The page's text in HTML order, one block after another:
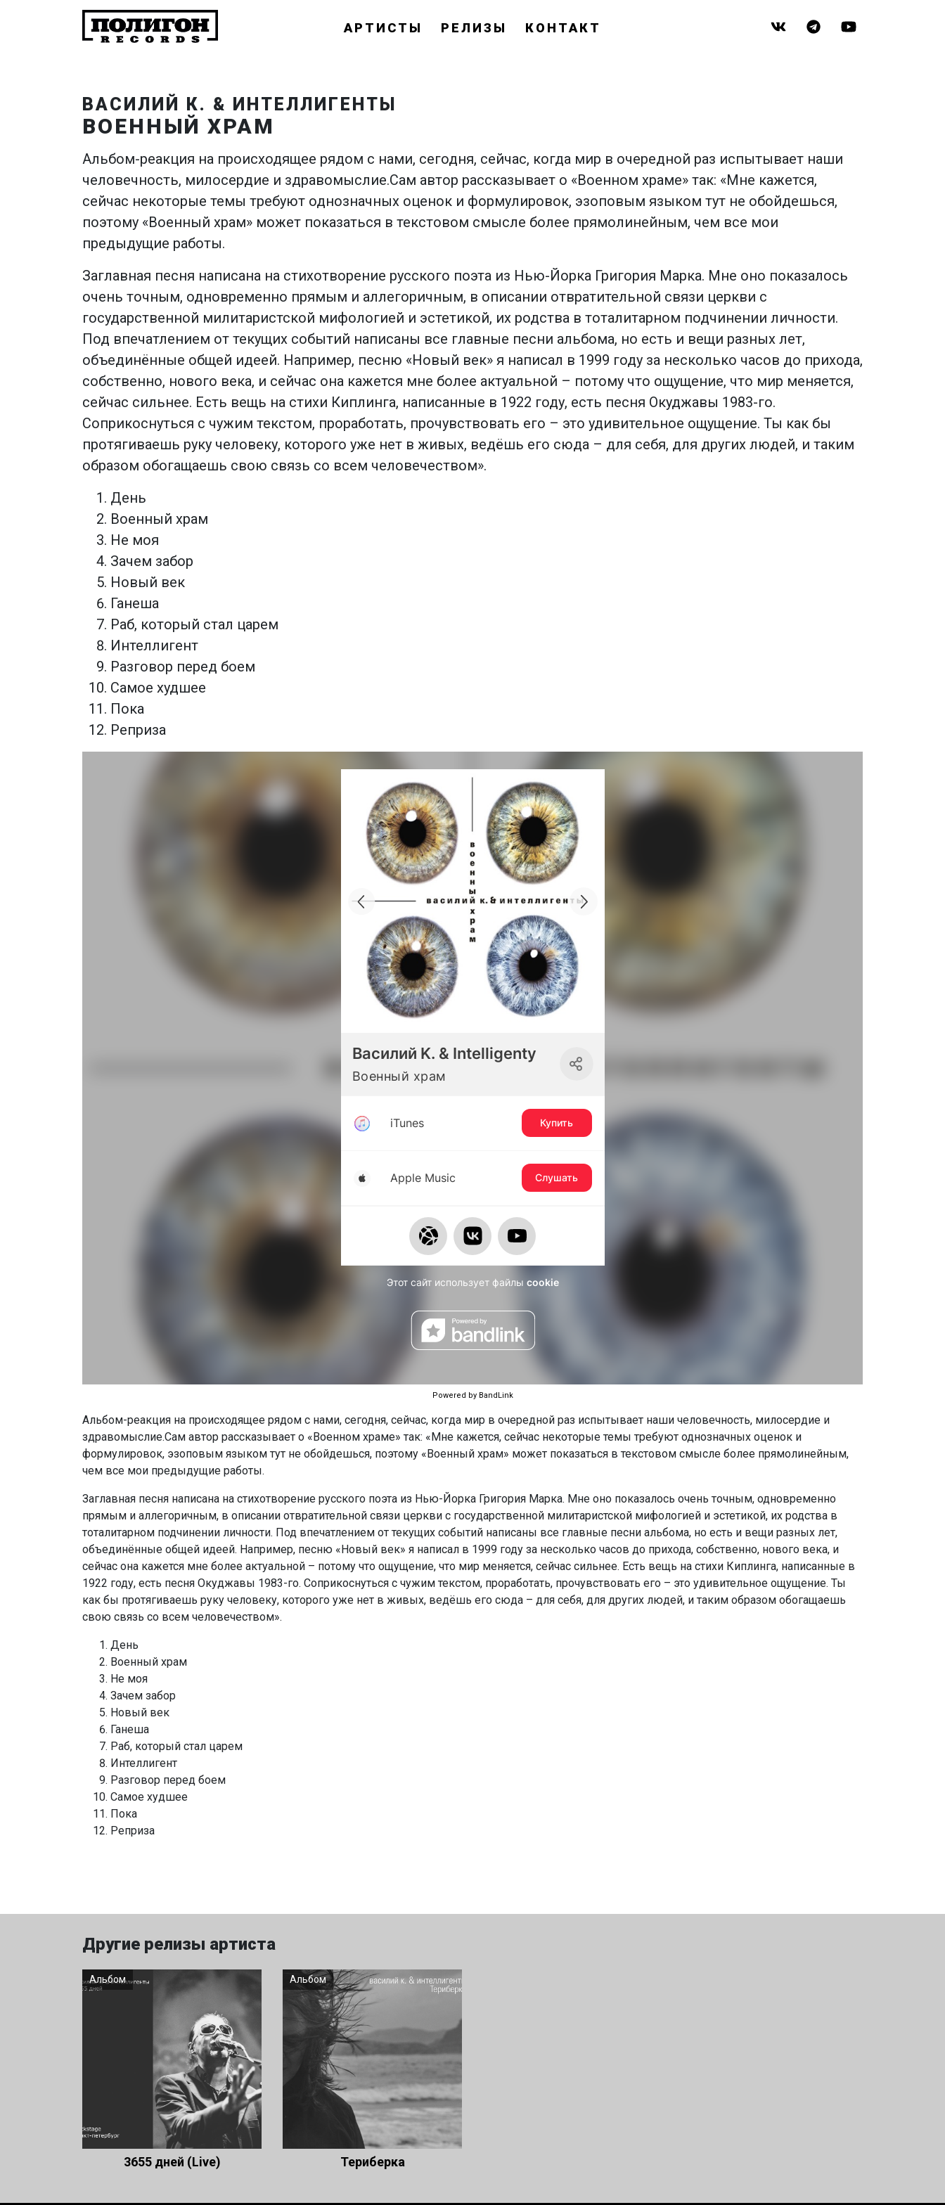
АРТИСТЫ РЕЛИЗЫ КОНТАКТ
ВАСИЛИЙ К. & ИНТЕЛЛИГЕНТЫ
ВОЕННЫЙ ХРАМ
Альбом-реакция на происходящее рядом с нами, сегодня, сейчас, когда мир в очередной раз испытывает наши
человечность, милосердие и здравомыслие.Сам автор рассказывает о «Военном храме» так: «Мне кажется,
сейчас некоторые темы требуют однозначных оценок и формулировок, эзоповым языком тут не обойдешься,
поэтому «Военный храм» может показаться в текстовом смысле более прямолинейным, чем все мои
предыдущие работы.
Заглавная песня написана на стихотворение русского поэта из Нью-Йорка Григория Марка. Мне оно показалось
очень точным, одновременно прямым и аллегоричным, в описании отвратительной связи церкви с
государственной милитаристской мифологией и эстетикой, их родства в тоталитарном подчинении личности.
Под впечатлением от текущих событий написаны все главные песни альбома, но есть и вещи разных лет,
объединённые общей идеей. Например, песню «Новый век» я написал в 1999 году за несколько часов до прихода,
собственно, нового века, и сейчас она кажется мне более актуальной – потому что ощущение, что мир меняется,
сейчас сильнее. Есть вещь на стихи Киплинга, написанные в 1922 году, есть песня Окуджавы 1983-го.
Соприкоснуться с чужим текстом, проработать, прочувствовать его – это удивительное ощущение. Ты как бы
протягиваешь руку человеку, которого уже нет в живых, ведёшь его сюда – для себя, для других людей, и таким
образом обогащаешь свою связь со всем человечеством».
День
Военный храм
Не моя
Зачем забор
Новый век
Ганеша
Раб, который стал царем
Интеллигент
Разговор перед боем
Самое худшее
Пока
Реприза
Powered by BandLink
Альбом-реакция на происходящее рядом с нами, сегодня, сейчас, когда мир в очередной раз испытывает наши человечность, милосердие и
здравомыслие.Сам автор рассказывает о «Военном храме» так: «Мне кажется, сейчас некоторые темы требуют однозначных оценок и
формулировок, эзоповым языком тут не обойдешься, поэтому «Военный храм» может показаться в текстовом смысле более прямолинейным,
чем все мои предыдущие работы.
Заглавная песня написана на стихотворение русского поэта из Нью-Йорка Григория Марка. Мне оно показалось очень точным, одновременно
прямым и аллегоричным, в описании отвратительной связи церкви с государственной милитаристской мифологией и эстетикой, их родства в
тоталитарном подчинении личности. Под впечатлением от текущих событий написаны все главные песни альбома, но есть и вещи разных лет,
объединённые общей идеей. Например, песню «Новый век» я написал в 1999 году за несколько часов до прихода, собственно, нового века, и
сейчас она кажется мне более актуальной – потому что ощущение, что мир меняется, сейчас сильнее. Есть вещь на стихи Киплинга, написанные в
1922 году, есть песня Окуджавы 1983-го. Соприкоснуться с чужим текстом, проработать, прочувствовать его – это удивительное ощущение. Ты
как бы протягиваешь руку человеку, которого уже нет в живых, ведёшь его сюда – для себя, для других людей, и таким образом обогащаешь
свою связь со всем человечеством».
День
Военный храм
Не моя
Зачем забор
Новый век
Ганеша
Раб, который стал царем
Интеллигент
Разговор перед боем
Самое худшее
Пока
Реприза
Другие релизы артиста
Альбом
3655 дней (Live)
Альбом
Териберка